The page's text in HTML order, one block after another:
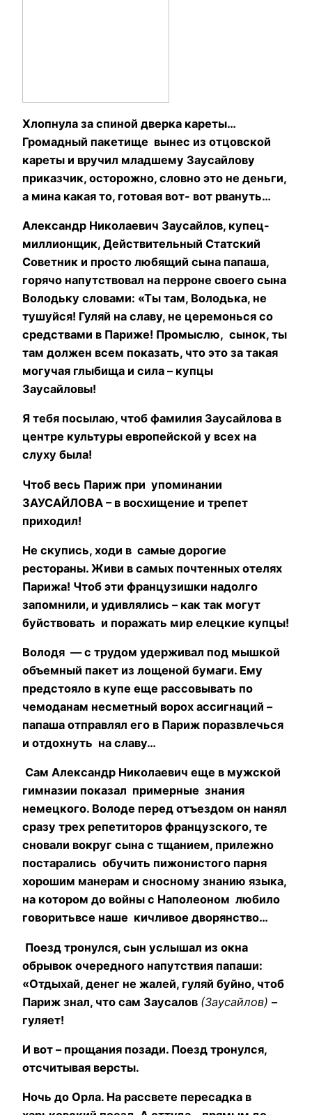
Хлопнула за спиной дверка кареты…
Громадный пакетище вынес из отцовской
кареты и вручил младшему Заусайлову
приказчик, осторожно, словно это не деньги,
а мина какая то, готовая вот- вот рвануть…
Александр Николаевич Заусайлов, купец-
миллионщик, Действительный Статский
Советник и просто любящий сына папаша,
горячо напутствовал на перроне своего сына
Володьку словами: «Ты там, Володька, не
тушуйся! Гуляй на славу, не церемонься со
средствами в Париже! Промыслю, сынок, ты
там должен всем показать, что это за такая
могучая глыбища и сила – купцы
Заусайловы!
Я тебя посылаю, чтоб фамилия Заусайлова в
центре культуры европейской у всех на
слуху была!
Чтоб весь Париж при упоминании
ЗАУСАЙЛОВА – в восхищение и трепет
приходил!
Не скупись, ходи в самые дорогие
рестораны. Живи в самых почтенных отелях
Парижа! Чтоб эти французишки надолго
запомнили, и удивлялись – как так могут
буйствовать и поражать мир елецкие купцы!
Володя — с трудом удерживал под мышкой
объемный пакет из лощеной бумаги. Ему
предстояло в купе еще рассовывать по
чемоданам несметный ворох ассигнаций –
папаша отправлял его в Париж поразвлечься
и отдохнуть на славу…
Сам Александр Николаевич еще в мужской
гимназии показал примерные знания
немецкого. Володе перед отъездом он нанял
сразу трех репетиторов французского, те
сновали вокруг сына с тщанием, прилежно
постарались обучить пижонистого парня
хорошим манерам и сносному знанию языка,
на котором до войны с Наполеоном любило
говоритьвсе наше кичливое дворянство…
Поезд тронулся, сын услышал из окна
обрывок очередного напутствия папаши:
«Отдыхай, денег не жалей, гуляй буйно, чтоб
Париж знал, что сам Заусалов (Заусайлов) –
гуляет!
И вот – прощания позади. Поезд тронулся,
отсчитывая версты.
Ночь до Орла. На рассвете пересадка в